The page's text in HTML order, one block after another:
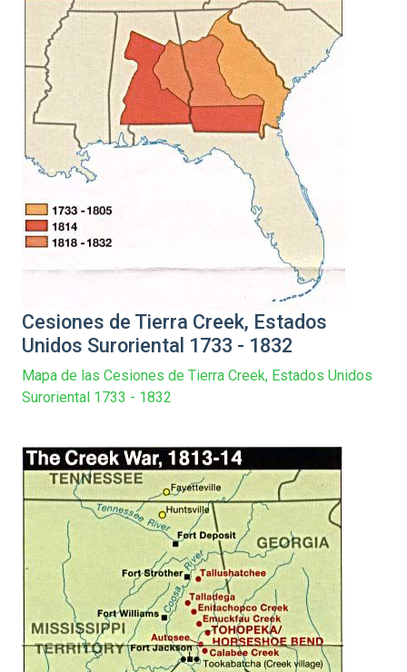
Cesiones de Tierra Creek, Estados
Unidos Suroriental 1733 - 1832
Mapa de las Cesiones de Tierra Creek, Estados Unidos
Suroriental 1733 - 1832